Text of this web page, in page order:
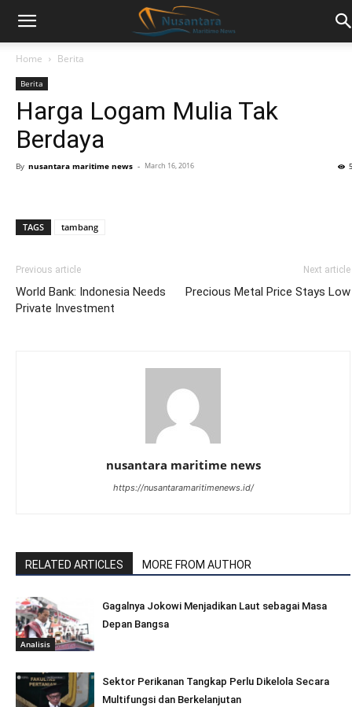
Home Berita
Berita
Harga Logam Mulia Tak
Berdaya
By nusantara maritime news - March 16, 2016
TAGS tambang
Previous article
World Bank: Indonesia Needs
Private Investment
Next article
Precious Metal Price Stays Low
nusantara maritime news
https://nusantaramaritimenews.id/
RELATED ARTICLES MORE FROM AUTHOR
Analisis
Gagalnya Jokowi Menjadikan Laut sebagai Masa
Depan Bangsa
Sektor Perikanan Tangkap Perlu Dikelola Secara
Multifungsi dan Berkelanjutan